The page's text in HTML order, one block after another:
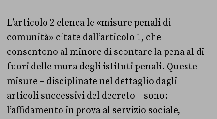
L’articolo 2 elenca le «misure penali di
comunità» citate dall’articolo 1, che
consentono al minore di scontare la pena al di
fuori delle mura degli istituti penali. Queste
misure – disciplinate nel dettaglio dagli
articoli successivi del decreto – sono:
l’affidamento in prova al servizio sociale,